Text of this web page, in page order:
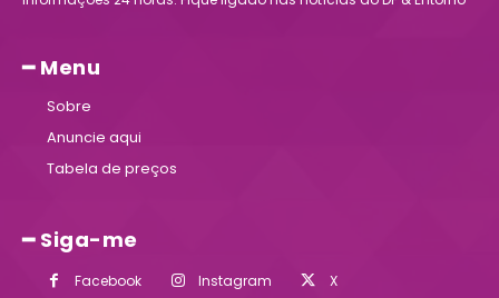
━ Menu
Sobre
Anuncie aqui
Tabela de preços
━ Siga-me
Facebook Instagram X